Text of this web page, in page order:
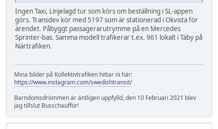
Ingen Taxi, Linjelagd tur som körs om beställning i SL-appen
görs. Transdev kör med 5197 som är stationerad i Okvista för
ärendet. Påbyggt passagerarutrymme på en Mercedes
Sprinter-bas. Samma modell trafikerar t.ex. 961 lokalt i Täby på
Närtrafiken.
Mina bilder på Kollektivtrafiken hittar ni här:
https://www.instagram.com/swedishtransit/
Barndomsdrömmen är äntligen uppfylld, den 10 Februari 2021 blev
jag tillslut Busschaufför!